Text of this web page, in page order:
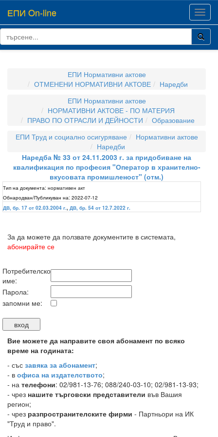
ЕПИ On-line
ЕПИ Нормативни актове
ОТМЕНЕНИ НОРМАТИВНИ АКТОВЕ
Наредби
ЕПИ Нормативни актове
НОРМАТИВНИ АКТОВЕ - ПО МАТЕРИЯ
ПРАВО ПО ОТРАСЛИ И ДЕЙНОСТИ
Образование
ЕПИ Труд и социално осигуряване
Нормативни актове
Наредби
Наредба № 33 от 24.11.2003 г. за придобиване на
квалификация по професия "Оператор в хранително-
вкусовата промишленост" (отм.)
Тип на документа: нормативен акт
Обнародван/Публикуван на: 2022-07-12
ДВ, бр. 17 от 02.03.2004 г., ДВ, бр. 54 от 12.7.2022 г.
За да можете да ползвате документите в системата,
абонирайте се
Потребителско
име:
Парола:
запомни ме:
Вие можете да направите своя абонамент по всяко
време на годината:
- със завяка за абонамент;
- в офиса на издателството;
- на телефони: 02/981-13-76; 088/240-03-10; 02/981-13-93;
- чрез нашите търговски представители във Вашия
регион;
- чрез разпространителските фирми - Партньори на ИК
"Труд и право".